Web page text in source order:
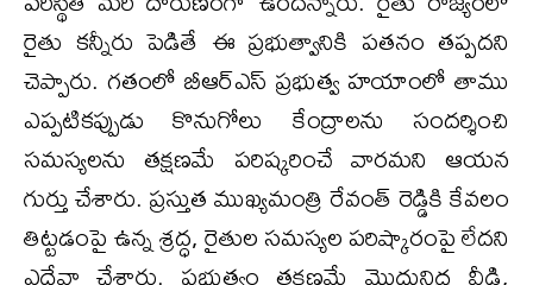
రైతు కన్నీరు పెడితే ఈ ప్రభుత్వానికి పతనం తప్పదని
చెప్పారు. గతంలో బీఆర్ఎస్ ప్రభుత్వ హయాంలో తాము
ఎప్పటికప్పుడు కొనుగోలు కేంద్రాలను సందర్శించి
సమస్యలను తక్షణమే పరిష్కరించే వారమని ఆయన
గుర్తు చేశారు. ప్రస్తుత ముఖ్యమంత్రి రేవంత్ రెడ్డికి కేవలం
తిట్టడంపై ఉన్న శ్రద్ధ, రైతుల సమస్యల పరిష్కారంపై లేదని